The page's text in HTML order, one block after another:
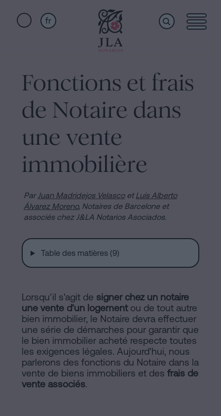
fr
Services
Qui
sommes-
nous
Installations
Notaire
en
ligne
Blog
rapides
Serment
de
Nationalité
Notaire
Successions
Barcelone
Acte
de
Vente
à
Dissolution
de
couple
de
fait
à
Barcelone
Fonctions et frais
de Notaire dans
une vente
immobilière
Par Juan Madridejos VelascoetLuis Alberto
Álvarez Moreno, Notaires de Barcelone et
associés chez J&LA Notarios Asociados.
Table des matières (9)
Lorsqu'il s'agit de signer chez un notaire
une vente d'un logementou de tout autre
bien immobilier, le Notaire devra effectuer
une série de démarches pour garantir que
le bien immobilier acheté respecte toutes
les exigences légales. Aujourd'hui, nous
parlerons des fonctions du Notaire dans la
vente de biens immobiliers et des frais de
vente associés.